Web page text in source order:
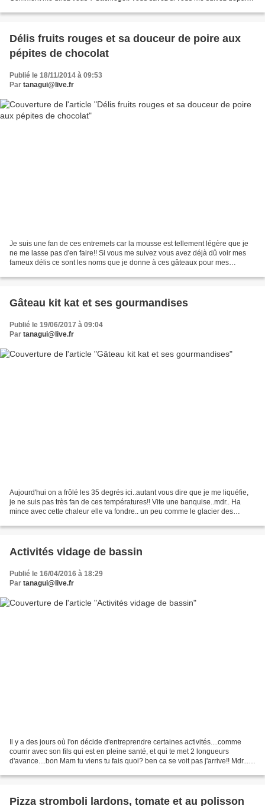
Délis fruits rouges et sa douceur de poire aux
pépites de chocolat
Publié le 18/11/2014 à 09:53
Par tanagui@live.fr
Je suis une fan de ces entremets car la mousse est tellement légère que je
ne me lasse pas d'en faire!! Si vous me suivez vous avez déjà dû voir mes
fameux délis ce sont les noms que je donne à ces gâteaux pour mes
Gâteau kit kat et ses gourmandises
Publié le 19/06/2017 à 09:04
Par tanagui@live.fr
Aujourd'hui on a frôlé les 35 degrés ici..autant vous dire que je me liquéfie,
je ne suis pas très fan de ces températures!! Vite une banquise..mdr.. Ha
mince avec cette chaleur elle va fondre.. un peu comme le glacier des
Activités vidage de bassin
Publié le 16/04/2016 à 18:29
Par tanagui@live.fr
Il y a des jours où l'on décide d'entreprendre certaines activités....comme
courrir avec son fils qui est en pleine santé, et qui te met 2 longueurs
d'avance....bon Mam tu viens tu fais quoi? ben ca se voit pas j'arrive!! Mdr....
Pizza stromboli lardons, tomate et au polisson